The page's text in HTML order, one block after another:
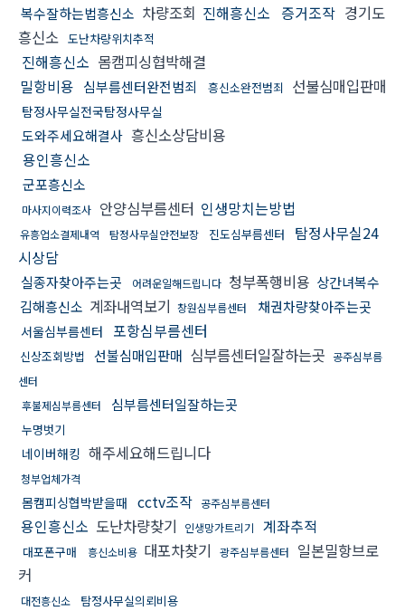
복수잘하는법흥신소 차량조회 진해흥신소 증거조작 경기도
흥신소 도난차량위치추적
진해흥신소 몸캠피싱협박해결
밀항비용 심부름센터완전범죄 흥신소완전범죄 선불심매입판매
탐정사무실전국탐정사무실
도와주세요해결사 흥신소상담비용
용인흥신소
군포흥신소
마사지이력조사 안양심부름센터 인생망치는방법
유흥업소결제내역 탐정사무실안전보장 진도심부름센터
탐정사무실24
시상담
실종자찾아주는곳 어려운일해드립니다 청부폭행비용 상간녀복수
김해흥신소 계좌내역보기 창원심부름센터 채권차량찾아주는곳
서울심부름센터 포항심부름센터
신상조회방법 선불심매입판매 심부름센터일잘하는곳 공주심부름
센터
후불제심부름센터
심부름센터일잘하는곳
누명벗기
네이버해킹 해주세요해드립니다
청부업체가격
몸캠피싱협박받을때 cctv조작 공주심부름센터
용인흥신소 도난차량찾기 인생망가트리기 계좌추적
대포폰구매 흥신소비용 대포차찾기 광주심부름센터
일본밀항브로
커
대전흥신소
탐정사무실의뢰비용